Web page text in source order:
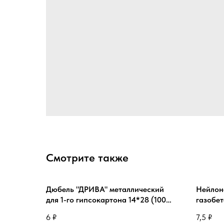
Смотрите также
Дюбель "ДРИВА" металлический
для 1-го гипсокартона 14*28 (100
6 ₽
7,5 ₽